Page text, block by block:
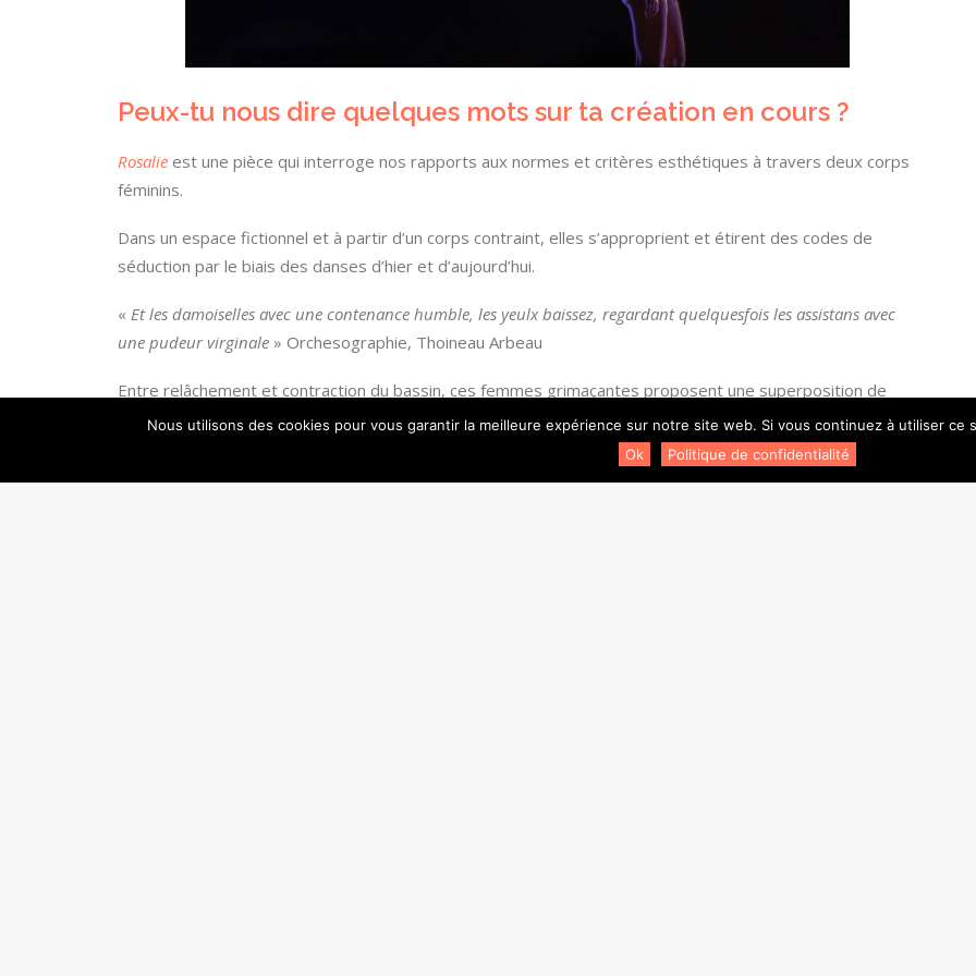
Peux-tu nous dire quelques mots sur ta création en cours ?
Rosalie est une pièce qui interroge nos rapports aux normes et critères esthétiques à travers deux corps
féminins.
Dans un espace fictionnel et à partir d’un corps contraint, elles s’approprient et étirent des codes de
séduction par le biais des danses d’hier et d’aujourd’hui.
« Et les damoiselles avec une contenance humble, les yeulx baissez, regardant quelquesfois les assistans avec
une pudeur virginale » Orchesographie, Thoineau Arbeau
Entre relâchement et contraction du bassin, ces femmes grimaçantes proposent une superposition de
mouvement. Chacune à leur manière, elles utilisent l’énergie émanant des différentes temporalités au sein
Nous utilisons des cookies pour vous garantir la meilleure expérience sur notre site web. Si vous continuez à utiliser
Ok
Politique de confidentialité